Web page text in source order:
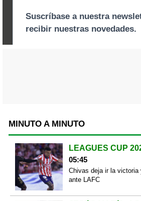
MINUTO A MINUTO
LEAGUES CUP
05:45
Chivas deja ir la victoria
ante LAFC